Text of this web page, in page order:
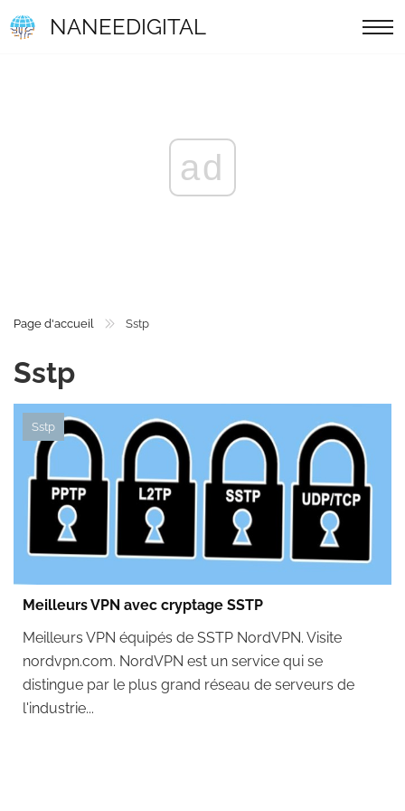
NANEEDIGITAL
ad
Page d'accueil Sstp
Sstp
Sstp
Meilleurs VPN avec cryptage SSTP
Meilleurs VPN équipés de SSTP NordVPN. Visite
nordvpn.com. NordVPN est un service qui se
distingue par le plus grand réseau de serveurs de
l'industrie...